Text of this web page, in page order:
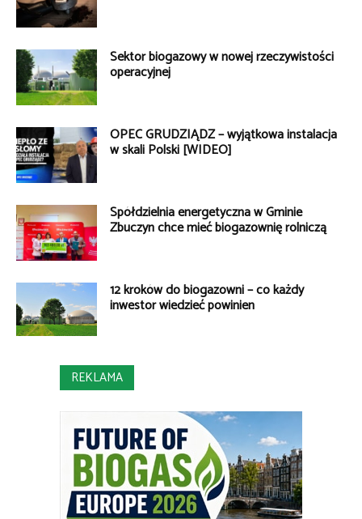
Sektor biogazowy w nowej rzeczywistości
operacyjnej
OPEC GRUDZIĄDZ – wyjątkowa instalacja
w skali Polski [WIDEO]
Spółdzielnia energetyczna w Gminie
Zbuczyn chce mieć biogazownię rolniczą
12 kroków do biogazowni – co każdy
inwestor wiedzieć powinien
REKLAMA